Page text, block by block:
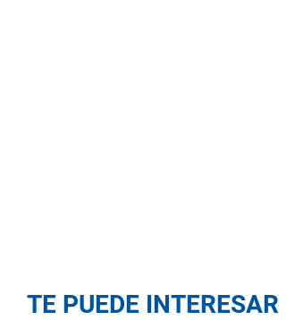
TE PUEDE INTERESAR